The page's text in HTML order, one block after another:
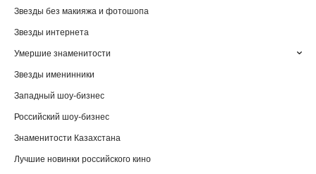
Звезды без макияжа и фотошопа
Звезды интернета
Умершие знаменитости
Звезды именинники
Западный шоу-бизнес
Российский шоу-бизнес
Знаменитости Казахстана
Лучшие новинки российского кино